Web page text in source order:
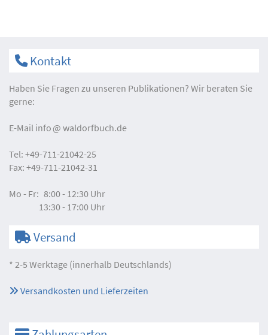
Kontakt
Haben Sie Fragen zu unseren Publikationen? Wir beraten Sie
gerne:
E-Mail info waldorfbuch.de
Tel: +49-711-21042-25
Fax: +49-711-21042-31
Mo - Fr: 8:00 - 12:30 Uhr
13:30 - 17:00 Uhr
Versand
* 2-5 Werktage (innerhalb Deutschlands)
Versandkosten und Lieferzeiten